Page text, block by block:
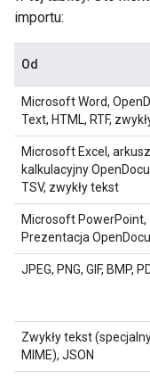
importu:
Od
Microsoft Word,
Text, HTML, RTF,
Microsoft Excel, arkusz
kalkulacyjny
TSV, zwykły tekst
Microsoft PowerPoint,
Prezentacja
JPEG, PNG, GIF, BMP,
Zwykły tekst
MIME), JSON